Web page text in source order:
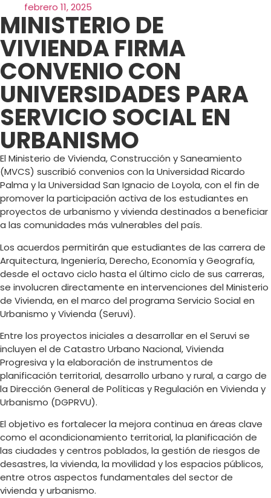
febrero 11, 2025
MINISTERIO DE
VIVIENDA FIRMA
CONVENIO CON
UNIVERSIDADES PARA
SERVICIO SOCIAL EN
URBANISMO
El Ministerio de Vivienda, Construcción y Saneamiento
(MVCS) suscribió convenios con la Universidad Ricardo
Palma y la Universidad San Ignacio de Loyola, con el fin de
promover la participación activa de los estudiantes en
proyectos de urbanismo y vivienda destinados a beneficiar
a las comunidades más vulnerables del país.
Los acuerdos permitirán que estudiantes de las carrera de
Arquitectura, Ingeniería, Derecho, Economía y Geografía,
desde el octavo ciclo hasta el último ciclo de sus carreras,
se involucren directamente en intervenciones del Ministerio
de Vivienda, en el marco del programa Servicio Social en
Urbanismo y Vivienda (Seruvi).
Entre los proyectos iniciales a desarrollar en el Seruvi se
incluyen el de Catastro Urbano Nacional, Vivienda
Progresiva y la elaboración de instrumentos de
planificación territorial, desarrollo urbano y rural, a cargo de
la Dirección General de Políticas y Regulación en Vivienda y
Urbanismo (DGPRVU).
El objetivo es fortalecer la mejora continua en áreas clave
como el acondicionamiento territorial, la planificación de
las ciudades y centros poblados, la gestión de riesgos de
desastres, la vivienda, la movilidad y los espacios públicos,
entre otros aspectos fundamentales del sector de
vivienda y urbanismo.